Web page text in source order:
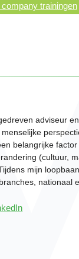
company trainingen
adviseur
belangrijke
(cultuur,
mijn
nationaal